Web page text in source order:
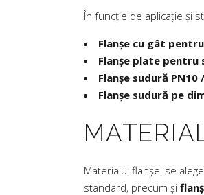
În funcție de aplicație și
Flanșe cu gât
Flanșe plate pentru
Flanșe sudură PN10
Flanșe sudură pe
Materialul flanșei se
standard, precum și